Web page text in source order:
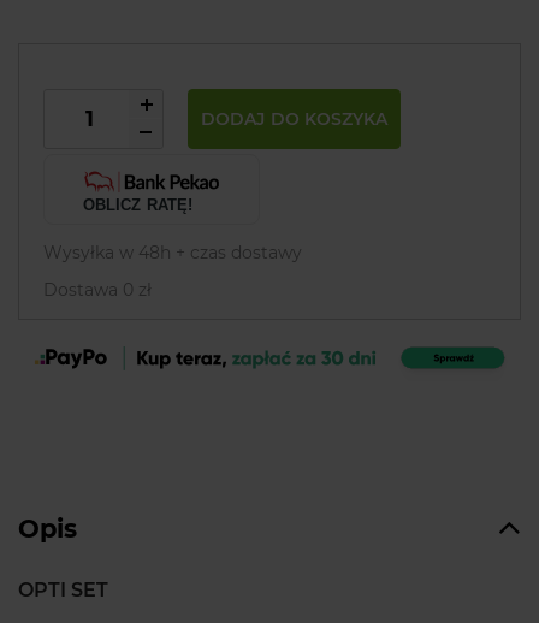
DODAJ DO KOSZYKA
OBLICZ RATĘ!
Wysyłka w 48h + czas dostawy
Dostawa 0 zł
Opis
OPTI SET